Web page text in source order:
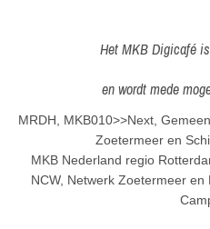
Het MKB Digicafé
en wordt mede
MRDH, MKB010>>Next,
Zoetermeer en
MKB Nederland regio
NCW, Netwerk Zoetermeer